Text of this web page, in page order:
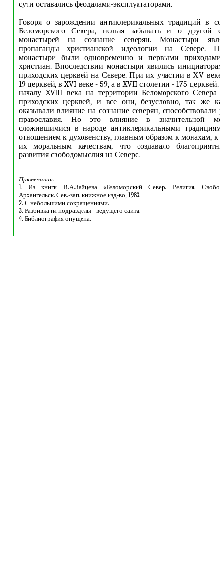
сути оставались феодалами-эксплуататорами.
Говоря о зарождении антиклерикальных традиций в
Беломорского Севера, нельзя забывать и о другой
монастырей на сознание северян. Монастыри
пропаганды христианской идеологии на Севере.
монастыри были одновременно и первыми
христиан. Впоследствии монастыри явились
приходских церквей на Севере. При их участии в ХV
19 церквей, в XVI веке - 59, а в XVII столетии - 175
началу XVIII века на территории Беломорского Севера
приходских церквей, и все они, безусловно, так же
оказывали влияние на сознание северян, способствовали
православия. Но это влияние в значительной
сложившимися в народе антиклерикальными
отношением к духовенству, главным образом к монахам,
их моральным качествам, что создавало
развития свободомыслия на Севере.
Примечания:
1. Из книги В.А.Зайцева «Беломорский Север. Религия.
Архангельск. Сев.-зап. книжное изд-во, 1983.
2. С небольшими сокращениями.
3. Разбивка на подразделы - ведущего сайта.
4. Библиография опущена.